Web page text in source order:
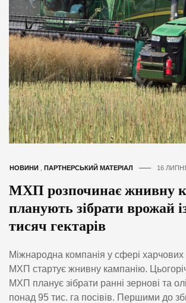
НОВИНИ ПАРТНЕРСЬКИЙ МАТЕРІАЛ 16
МХП розпочинає жнивну
планують зібрати врожай
тисяч гектарів
Міжнародна компанія у сфері харчових
МХП стартує жнивну кампанію.
МХП планує зібрати ранні зернові та
понад 95 тис. га посівів. Першими до